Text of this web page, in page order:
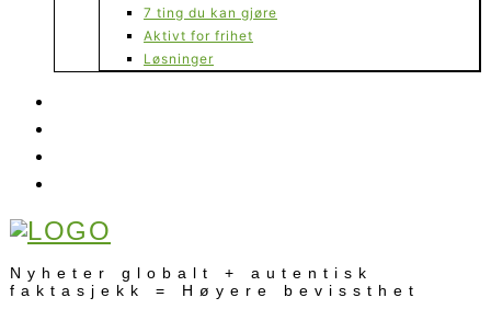
7 ting du kan gjøre
Aktivt for frihet
Løsninger
Nyheter globalt + autentisk
faktasjekk = Høyere bevissthet